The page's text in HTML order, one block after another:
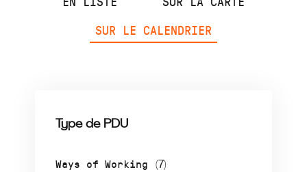
SUR LE CALENDRIER
Type de PDU
Ways of Working (7)